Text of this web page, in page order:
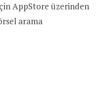
AppStore üzerinden
arama